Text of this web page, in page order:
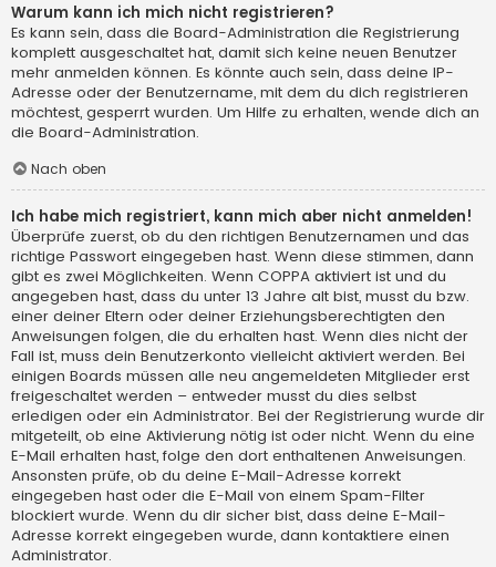
Warum kann ich mich nicht registrieren?
Es kann sein, dass die Board-Administration die Registrierung
komplett ausgeschaltet hat, damit sich keine neuen Benutzer
mehr anmelden können. Es könnte auch sein, dass deine IP-
Adresse oder der Benutzername, mit dem du dich registrieren
möchtest, gesperrt wurden. Um Hilfe zu erhalten, wende dich an
die Board-Administration.
Nach oben
Ich habe mich registriert, kann mich aber nicht anmelden!
Überprüfe zuerst, ob du den richtigen Benutzernamen und das
richtige Passwort eingegeben hast. Wenn diese stimmen, dann
gibt es zwei Möglichkeiten. Wenn COPPA aktiviert ist und du
angegeben hast, dass du unter 13 Jahre alt bist, musst du bzw.
einer deiner Eltern oder deiner Erziehungsberechtigten den
Anweisungen folgen, die du erhalten hast. Wenn dies nicht der
Fall ist, muss dein Benutzerkonto vielleicht aktiviert werden. Bei
einigen Boards müssen alle neu angemeldeten Mitglieder erst
freigeschaltet werden – entweder musst du dies selbst
erledigen oder ein Administrator. Bei der Registrierung wurde dir
mitgeteilt, ob eine Aktivierung nötig ist oder nicht. Wenn du eine
E-Mail erhalten hast, folge den dort enthaltenen Anweisungen.
Ansonsten prüfe, ob du deine E-Mail-Adresse korrekt
eingegeben hast oder die E-Mail von einem Spam-Filter
blockiert wurde. Wenn du dir sicher bist, dass deine E-Mail-
Adresse korrekt eingegeben wurde, dann kontaktiere einen
Administrator.